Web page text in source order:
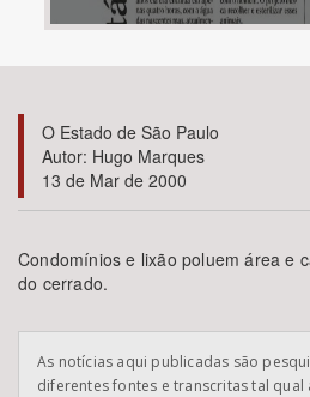
Área de Levantamento
Área Protegida
O Estado de São Paulo
Autor: Hugo Marques
13 de Mar de 2000
Condomínios e lixão poluem área e
do cerrado.
As notícias aqui publicadas são
diferentes fontes e transcritas tal qual